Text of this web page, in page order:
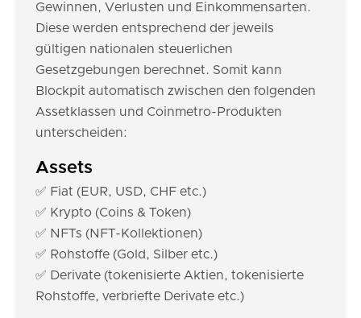
Gewinnen, Verlusten und Einkommensarten.
Diese werden entsprechend der jeweils
gültigen nationalen steuerlichen
Gesetzgebungen berechnet. Somit kann
Blockpit automatisch zwischen den folgenden
Assetklassen und Coinmetro-Produkten
unterscheiden:
Assets
✅ Fiat (EUR, USD, CHF etc.)
✅ Krypto (Coins & Token)
✅ NFTs (NFT-Kollektionen)
✅ Rohstoffe (Gold, Silber etc.)
✅ Derivate (tokenisierte Aktien, tokenisierte
Rohstoffe, verbriefte Derivate etc.)